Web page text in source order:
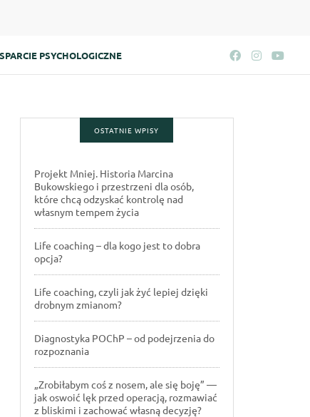
PSYCHOLOGICZNE
OSTATNIE WPISY
Projekt Mniej. Historia Marcina
Bukowskiego i przestrzeni dla osób,
które chcą odzyskać kontrolę nad
własnym tempem życia
Life coaching – dla kogo jest to dobra
opcja?
Life coaching, czyli jak żyć lepiej dzięki
drobnym zmianom?
Diagnostyka POChP – od podejrzenia do
rozpoznania
„Zrobiłabym coś z nosem, ale się boję” —
jak oswoić lęk przed operacją, rozmawiać
z bliskimi i zachować własną decyzję?